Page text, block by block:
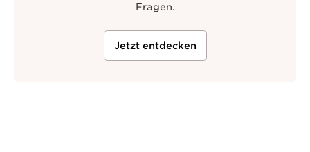
Fragen.
Jetzt entdecken